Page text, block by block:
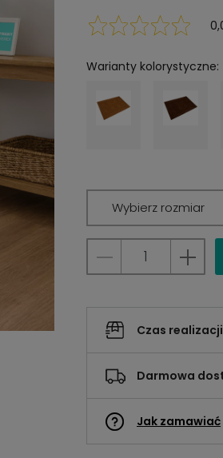
Warianty kolorystyczne:
Wybierz rozmiar
Czas
Darmowa
Jak zamawiać